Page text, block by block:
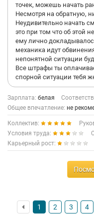
точек, можешь начать
Несмотря на обратную,
Неудивительно начать
это при том что об этой
ему лично
механика идут
непонятной ситуации
Все штрафы ты
спорной ситуации тебя
Зарплата: белая
Общее впечатление: не
Коллектив:
Условия труда:
Карьерный рост:
1 2 3 4